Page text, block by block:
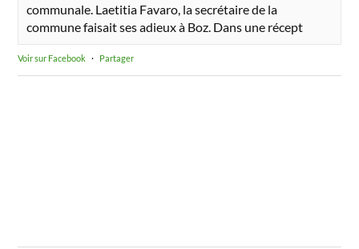
communale. Laetitia Favaro, la secrétaire de la
commune faisait ses adieux à Boz. Dans une récept
Voir sur Facebook · Partager